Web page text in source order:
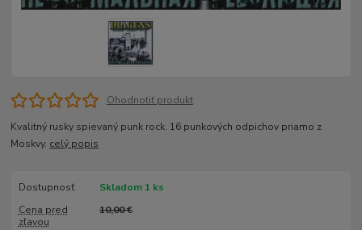
Ohodnotiť produkt
Kvalitný rusky spievaný punk rock. 16 punkových odpichov priamo z
Moskvy. celý popis
Dostupnosť
Skladom 1 ks
Cena pred
zľavou
10,00 €